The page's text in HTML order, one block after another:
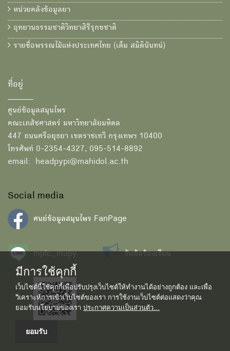
หน่วยคลังข้อมูลยา
อุทยานธรรมชาติวิทยาสิรีรุกขชาติ
รายชื่อพรรณไม้แห่งประเทศไทย (เต็ม สมิตินันทน์)
ที่อยู่
ศูนย์ข้อมูลสมุนไพร
คณะเภสัชศาสตร์ มหาวิทยาลัยมหิดล
447 ถนนศรีอยุธยา เขตราชเทวี กรุงเทพฯ 10400
โทรศัพท์ 0-2354-4327, 095-514-8892
email: headpypi@mahidol.ac.th
Social media
ศนย์ข้อมูลสมุนไพร FanPage
mpic_mupy รับข้อร้องเรียน
มีการใช้คุกกี้
เว็บไซต์นี้ใช้คุกกี้เพื่อปรับปรุงเว็บไซต์ให้ทำงานได้อย่างถูกต้อง และเพื่อ
วิเคราะห์การเข้าเว็บไซต์ของเรา การใช้งานเว็บไซต์ต่อแสดงว่าคุณ
ยอมรับนโยบายของเรา ประกาศความเป็นส่วนตัว...
ยอมรับ